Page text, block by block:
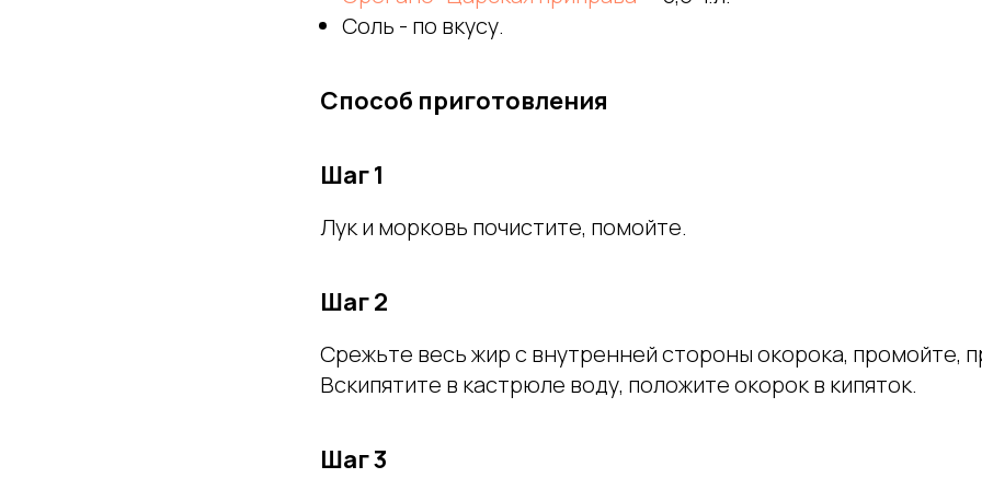
Соль - по вкусу.
Способ приготовления
Шаг 1
Лук и морковь почистите, помойте.
Шаг 2
Срежьте весь жир с внутренней стороны окорока, промойте,
Вскипятите в кастрюле воду, положите окорок в кипяток.
Шаг 3